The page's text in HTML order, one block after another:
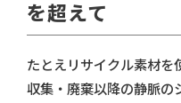
を超えて
たとえリサイクル素材を
収集・廃棄以降の静脈の